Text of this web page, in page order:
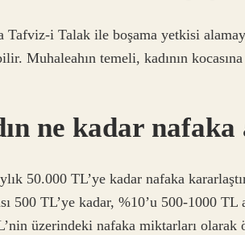
Tafviz-i Talak ile boşama yetkisi
Muhaleahın temeli, kadının
ne kadar nafaka
50.000 TL’ye kadar nafaka
500 TL’ye kadar, %10’u 500-1000 TL
üzerindeki nafaka miktarları olarak